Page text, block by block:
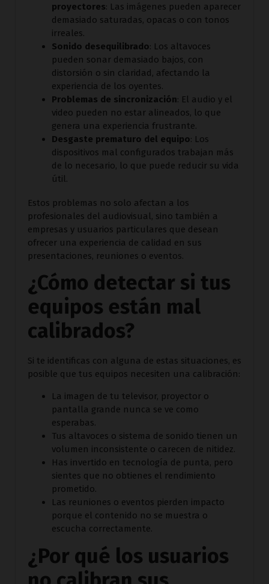
proyectores: Las imágenes pueden aparecer
demasiado saturadas, opacas o con tonos
irreales.
Sonido desequilibrado: Los altavoces
pueden sonar demasiado bajos, con
distorsión o sin claridad, afectando la
experiencia de los oyentes.
Problemas de sincronización: El audio y el
video pueden no estar alineados, lo que
genera una experiencia frustrante.
Desgaste prematuro del equipo: Los
dispositivos mal configurados trabajan más
de lo necesario, lo que puede reducir su vida
útil.
Estos problemas no solo afectan a los
profesionales del audiovisual, sino también a
empresas y usuarios particulares que desean
ofrecer una experiencia de calidad en sus
presentaciones, reuniones o eventos.
¿Cómo detectar si tus
equipos están mal
calibrados?
Si te identificas con alguna de estas situaciones, es
posible que tus equipos necesiten una calibración:
La imagen de tu televisor, proyector o
pantalla grande nunca se ve como
esperabas.
Tus altavoces o sistema de sonido tienen un
volumen inconsistente o carecen de nitidez.
Has invertido en tecnología de punta, pero
sientes que no obtienes el rendimiento
prometido.
Las reuniones o eventos pierden impacto
porque el contenido no se muestra o
escucha correctamente.
¿Por qué los usuarios